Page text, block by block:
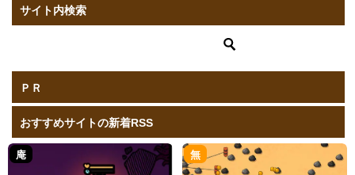
サイト内検索
ＰＲ
おすすめサイトの新着RSS
庵 無